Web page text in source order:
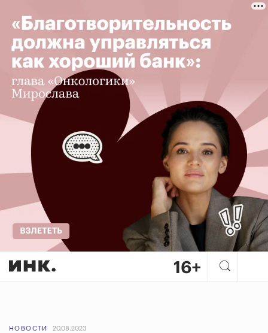
НОВОСТИ 20.08.2023